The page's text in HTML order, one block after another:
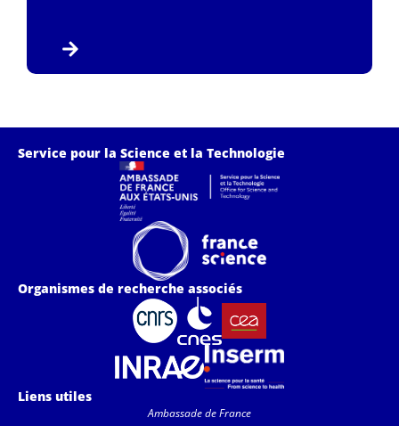
Service pour la Science et la Technologie
Organismes de recherche associés
Liens utiles
Ambassade de France